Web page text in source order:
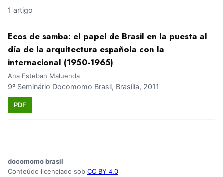
1 artigo
Ecos de samba: el papel de Brasil en la puesta al
día de la arquitectura española con la
internacional (1950-1965)
Ana Esteban Maluenda
9º Seminário Docomomo Brasil, Brasília, 2011
PDF
docomomo brasil
Conteúdo licenciado sob CC BY 4.0